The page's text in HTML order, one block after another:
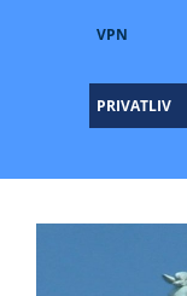
VPN
PRIVATLIV